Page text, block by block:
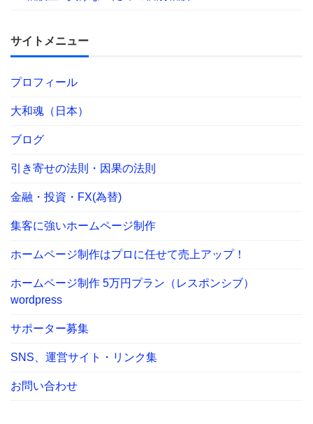
サイトメニュー
プロフィール
大和魂（日本）
ブログ
引き寄せの法則・因果の法則
金融・投資・FX(為替)
集客に強いホームページ制作
ホームページ制作はプロに任せて売上アップ！
ホームページ制作 5万円プラン（レスポンシブ）
wordpress
サポーター募集
SNS、運営サイト・リンク集
お問い合わせ